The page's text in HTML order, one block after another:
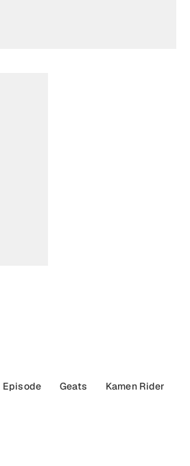
Episode Geats Kamen Rider